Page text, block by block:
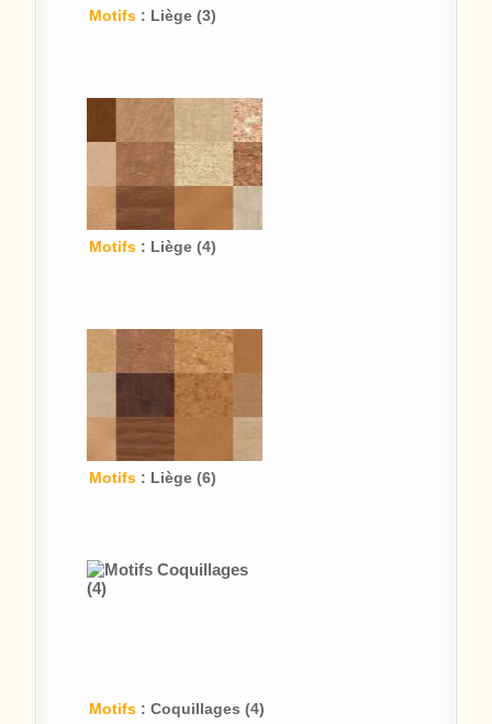
Motifs : Liège (3)
Motifs : Liège (4)
Motifs : Liège (6)
Motifs : Coquillages (4)